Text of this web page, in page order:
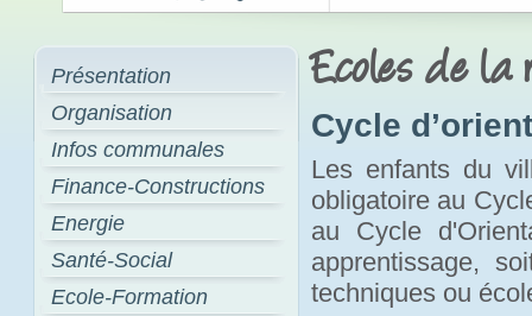
Présentation
Organisation
Infos communales
Finance-Constructions
Energie
Santé-Social
Ecole-Formation
Ecoles de la
Cycle
Les enfants du
obligatoire au
au Cycle
apprentissage,
techniques ou